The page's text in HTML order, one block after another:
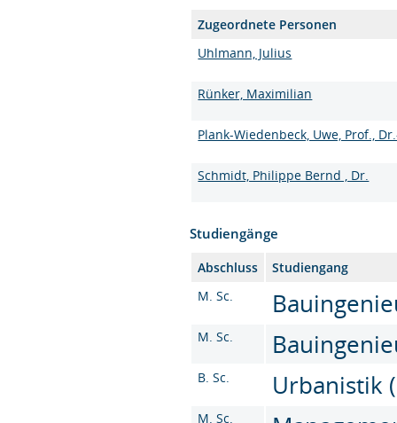
Zugeordnete Personen
Uhlmann, Julius
Rünker, Maximilian
Plank-Wiedenbeck, Uwe, Prof.,
Schmidt, Philippe Bernd , Dr.
Studiengänge
Abschluss
Studiengang
M. Sc.
M. Sc.
B. Sc. Urbanistik
M. Sc.